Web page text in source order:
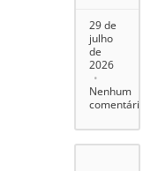
29 de
julho
de
2026
Nenhum
comentário